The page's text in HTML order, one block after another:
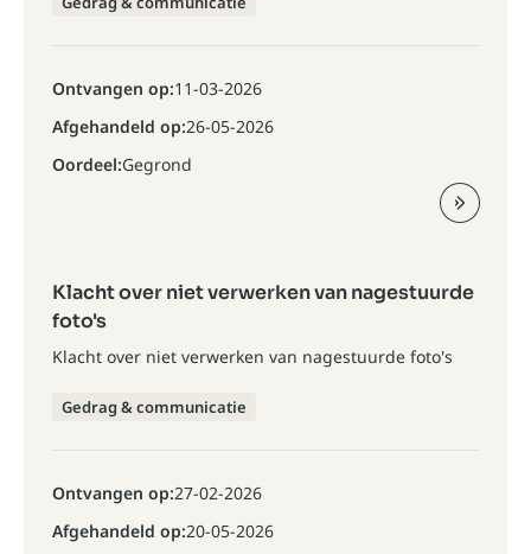
Ontvangen op:11-03-2026
Afgehandeld op:26-05-2026
Oordeel:Gegrond
Klacht over niet verwerken van nagestuurde
foto's
Klacht over niet verwerken van nagestuurde foto's
Gedrag & communicatie
Ontvangen op:27-02-2026
Afgehandeld op:20-05-2026